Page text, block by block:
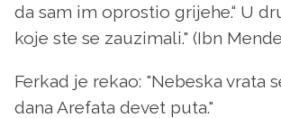
da sam im oprostio grijehe.“ U
koje ste se zauzimali." (Ibn
Ferkad je rekao: "Nebeska
dana Arefata devet puta."